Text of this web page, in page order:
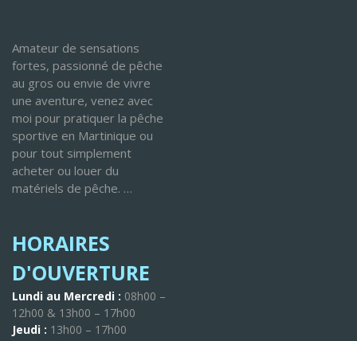
Amateur de sensations
fortes, passionné de pêche
au gros ou envie de vivre
une aventure, venez avec
moi pour pratiquer la pêche
sportive en Martinique ou
pour tout simplement
acheter ou louer du
matériels de pêche. …
HORAIRES
D'OUVERTURE
Lundi au Mercredi : 08h00 –
12h00 & 13h00 – 17h00
Jeudi : 13h00 – 17h00